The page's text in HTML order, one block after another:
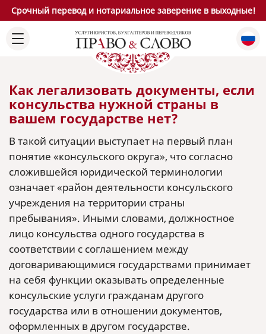
Срочный перевод и нотариальное заверение в выходные!
Как легализовать документы, если
консульства нужной страны в
вашем государстве нет?
В такой ситуации выступает на первый план
понятие «консульского округа», что согласно
сложившейся юридической терминологии
означает «район деятельности консульского
учреждения на территории страны
пребывания». Иными словами, должностное
лицо консульства одного государства в
соответствии с соглашением между
договаривающимися государствами принимает
на себя функции оказывать определенные
консульские услуги гражданам другого
государства или в отношении документов,
оформленных в другом государстве.